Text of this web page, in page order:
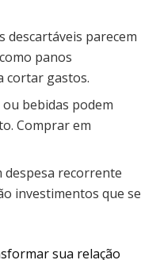
descartáveis parecem
panos
cortar gastos.
bebidas podem
Comprar em
despesa recorrente
investimentos que se
sua relação